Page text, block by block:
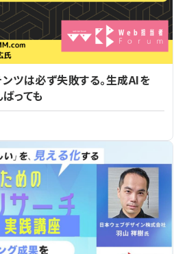
ツは必ず失敗する。生成AIを
っても